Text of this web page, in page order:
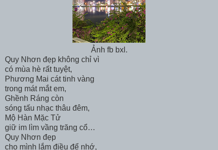
Ảnh fb bxl.
Quy Nhơn đẹp không chỉ vì
có mùa hè rất tuyệt,
Phương Mai cát tinh vàng
trong mát mắt em,
Ghềnh Ráng còn
sóng tấu nhạc thâu đêm,
Mộ Hàn Mặc Tử
giữ im lìm vầng trăng cổ…
Quy Nhơn đẹp
cho mình lắm điều để nhớ,